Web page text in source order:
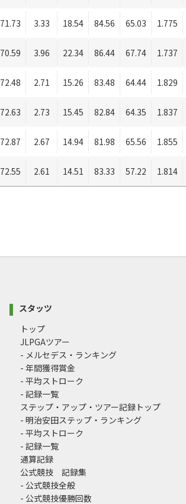
71.73 3.33 18.54 84.56 65.03 1.775
70.59 3.96 22.34 86.44 67.74 1.737
72.48 2.71 15.26 83.48 64.44 1.829
72.63 2.73 15.45 82.84 64.35 1.837
72.87 2.67 14.94 81.98 65.56 1.855
72.55 2.61 14.51 83.33 57.22 1.814
スタッツ
トップ
JLPGAツアー
- メルセデス・ランキング
- 年間獲得賞金
- 平均ストローク
- 記録一覧
ステップ・アップ・ツアー記録トップ
- 明治安田ステップ・ランキング
- 平均ストローク
- 記録一覧
通算記録
公式競技 記録集
- 公式競技全般
- 公式競技優勝回数